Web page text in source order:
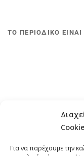
Για να παρέχουμε την
ΤΟ ΠΕΡΙΟΔΙΚΟ ΕΙΝΑΙ
ΤΗΛΕΦΩΝΟ: +30 211